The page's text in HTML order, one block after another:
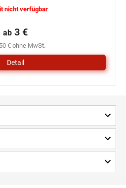
durchschnittliche
ist
0,0
von
5
Sternen.
nicht verfügbar
€ ohne MwSt.
ab 3 €
Detail